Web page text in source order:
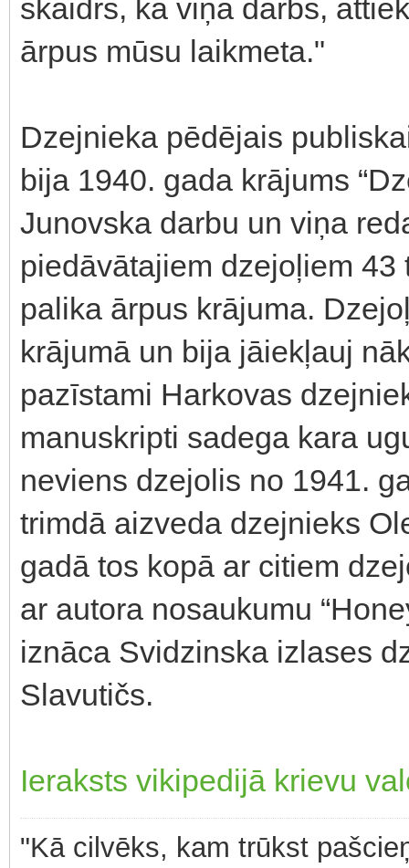
skaidrs, ka viņa darbs,
ārpus mūsu laikmeta."
Dzejnieka pēdējais
bija 1940. gada krājums
Junovska darbu un viņa
piedāvātajiem dzejoļiem
palika ārpus krājuma.
krājumā un bija jāiekļauj
pazīstami Harkovas
manuskripti sadega kara
neviens dzejolis no 1941.
trimdā aizveda dzejnieks
gadā tos kopā ar citiem
ar autora nosaukumu
iznāca Svidzinska izlases
Slavutičs.
Ieraksts vikipedijā krievu
"Kā cilvēks, kam trūkst